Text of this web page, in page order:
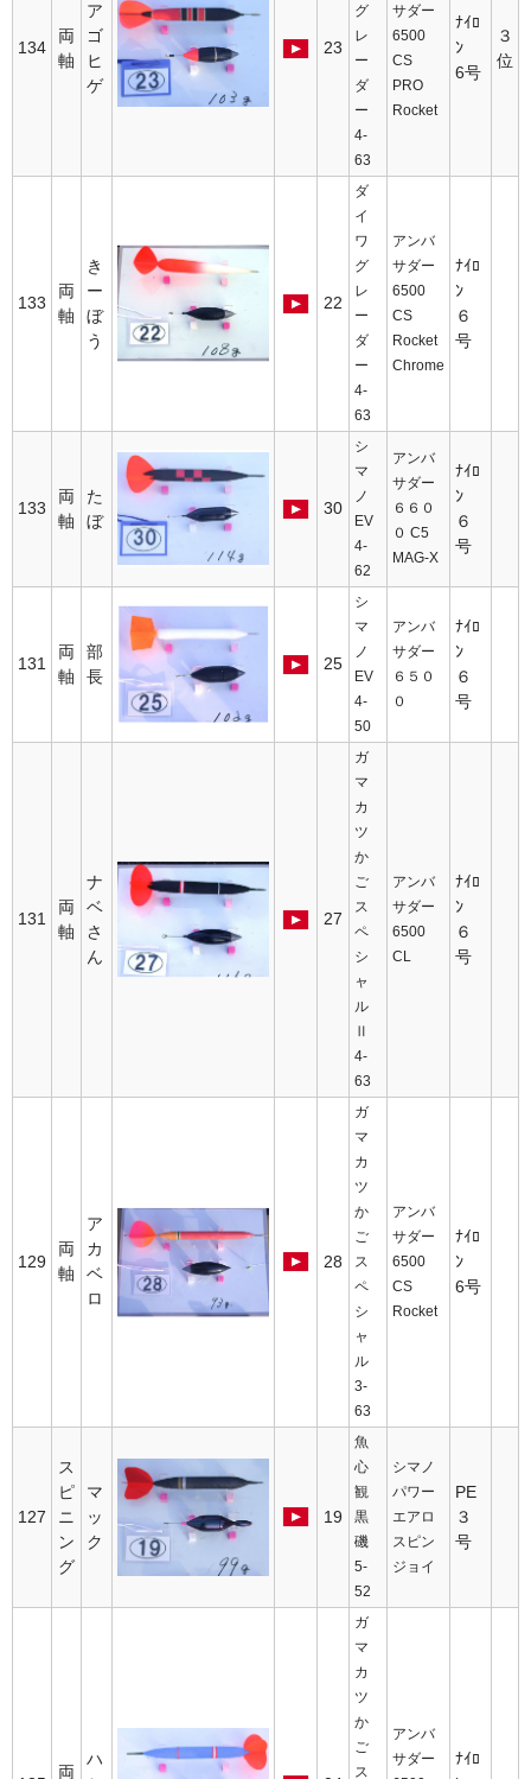
134
両
軸
ア
ゴ
ヒ
ゲ
23
グ
レ
ー
ダ
ー
4-
63
サダー
6500
CS
PRO
Rocket
ﾅｲﾛ
ﾝ
6号
３
位
133
両
軸
き
ー
ぼ
う
22
ダ
イ
ワ
グ
レ
ー
ダ
ー
4-
63
アンバ
サダー
6500
CS
Rocket
Chrome
ﾅｲﾛ
ﾝ
６
号
133
両
軸
た
ぼ
30
シ
マ
ノ
EV
4-
62
アンバ
サダー
６６０
０ C5
MAG-X
ﾅｲﾛ
ﾝ
６
号
131
両
軸
部
長
25
シ
マ
ノ
EV
4-
50
アンバ
サダー
６５０
０
ﾅｲﾛ
ﾝ
６
号
131
両
軸
ナ
ベ
さ
ん
27
ガ
マ
カ
ツ
か
ご
ス
ペ
シ
ャ
ル
Ⅱ
4-
63
アンバ
サダー
6500
CL
ﾅｲﾛ
ﾝ
６
号
129
両
軸
ア
カ
ベ
ロ
28
ガ
マ
カ
ツ
か
ご
ス
ペ
シ
ャ
ル
3-
63
アンバ
サダー
6500
CS
Rocket
ﾅｲﾛ
ﾝ
6号
127
ス
ピ
ニ
ン
グ
マ
ッ
ク
19
魚
心
観
黒
磯
5-
52
シマノ
パワー
エアロ
スピン
ジョイ
PE
３
号
両
ハ
ガ
マ
カ
ツ
か
ご
ス
アンバ
サダー
ﾅｲﾛ